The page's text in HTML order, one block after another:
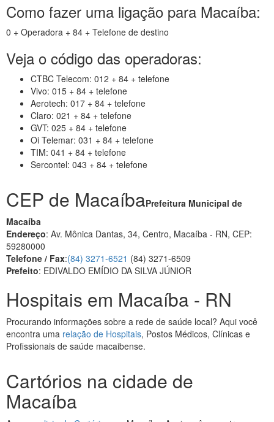
Como fazer uma ligação para Macaíba:
0 + Operadora + 84 + Telefone de destino
Veja o código das operadoras:
CTBC Telecom: 012 + 84 + telefone
Vivo: 015 + 84 + telefone
Aerotech: 017 + 84 + telefone
Claro: 021 + 84 + telefone
GVT: 025 + 84 + telefone
Oi Telemar: 031 + 84 + telefone
TIM: 041 + 84 + telefone
Sercontel: 043 + 84 + telefone
CEP de MacaíbaPrefeitura Municipal de
Macaíba
Endereço: Av. Mônica Dantas, 34, Centro, Macaíba - RN, CEP:
59280000
Telefone / Fax:(84) 3271-6521 (84) 3271-6509
Prefeito: EDIVALDO EMÍDIO DA SILVA JÚNIOR
Hospitais em Macaíba - RN
Procurando informações sobre a rede de saúde local? Aqui você
encontra uma relação de Hospitais, Postos Médicos, Clínicas e
Profissionais de saúde macaibense.
Cartórios na cidade de
Macaíba